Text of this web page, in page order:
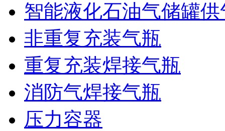
智能液化石油气储罐
非重复充装气瓶
重复充装焊接气瓶
消防气焊接气瓶
压力容器